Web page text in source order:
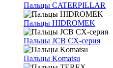
Пальцы CATERPILLAR
Пальцы HIDROMEK
Пальцы JCB CX-серия
Пальцы Komatsu